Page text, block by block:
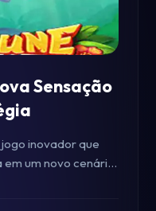
Sensação
inovador que
um novo cenário